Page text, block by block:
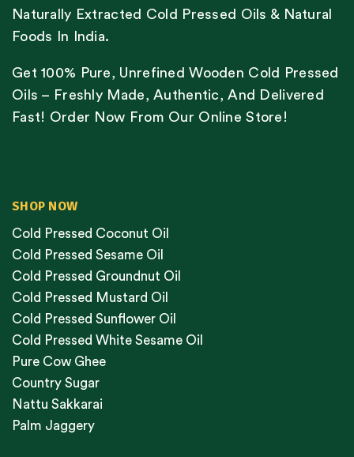
Naturally Extracted Cold Pressed Oils & Natural
Foods In India.
Get 100% Pure, Unrefined Wooden Cold Pressed
Oils – Freshly Made, Authentic, And Delivered
Fast! Order Now From Our Online Store!
SHOP NOW
Cold Pressed Coconut Oil
Cold Pressed Sesame Oil
Cold Pressed Groundnut Oil
Cold Pressed Mustard Oil
Cold Pressed Sunflower Oil
Cold Pressed White Sesame Oil
Pure Cow Ghee
Country Sugar
Nattu Sakkarai
Palm Jaggery